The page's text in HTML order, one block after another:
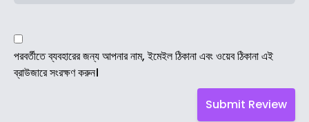
পরবর্তীতে ব্যবহারের জন্য আপনার নাম, ইমেইল ঠিকানা এবং ওয়েব ঠিকানা এই
ব্রাউজারে সংরক্ষণ করুন।